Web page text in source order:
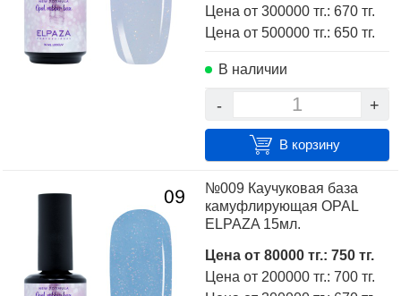
Цена от 300000 тг.: 670 тг.
Цена от 500000 тг.: 650 тг.
В наличии
+
-
В корзину
№009 Каучуковая база
камуфлирующая OPAL
ELPAZA 15мл.
Цена от 80000 тг.: 750 тг.
Цена от 200000 тг.: 700 тг.